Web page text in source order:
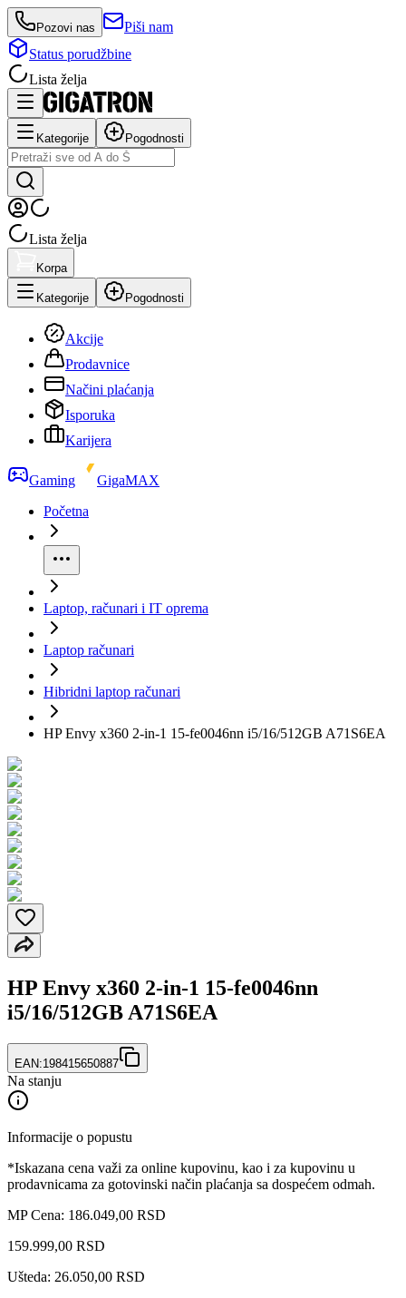
Pozovi nas
Piši nam
Status porudžbine
Lista želja
Kategorije Pogodnosti
Lista želja
Korpa
Kategorije Pogodnosti
Akcije
Prodavnice
Načini plaćanja
Isporuka
Karijera
Gaming
GigaMAX
Početna
Laptop, računari i IT oprema
Laptop računari
Hibridni laptop računari
HP Envy x360 2-in-1 15-fe0046nn i5/16/512GB A71S6EA
HP Envy x360 2-in-1 15-fe0046nn
i5/16/512GB A71S6EA
EAN:198415650887
Na stanju
Informacije o popustu
*Iskazana cena važi za online kupovinu, kao i za kupovinu u
prodavnicama za gotovinski način plaćanja sa dospećem odmah.
MP Cena: 186.049,00 RSD
159.999,00 RSD
Ušteda: 26.050,00 RSD